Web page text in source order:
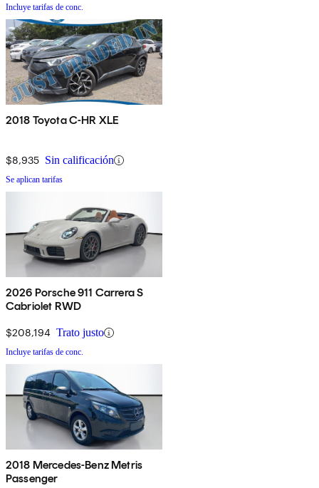
Incluye tarifas de conc.
2018 Toyota C-HR XLE
$8,935 Sin calificación
Se aplican tarifas
2026 Porsche 911 Carrera S
Cabriolet RWD
$208,194 Trato justo
Incluye tarifas de conc.
2018 Mercedes-Benz Metris
Passenger